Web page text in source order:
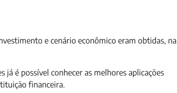
e cenário econômico eram obtidas, na
é possível conhecer as melhores aplicações
financeira.